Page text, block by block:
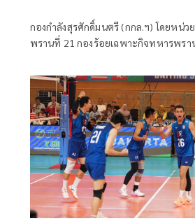
กองกำลังสุรศักดิ์มนตรี (กกล.ฯ) โดยหน่ว
พรานที่ 21 กองร้อยเฉพาะกิจทหารพร